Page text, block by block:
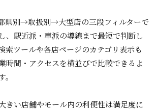
県別→取扱別→大型店の三段フィルターで
、駅近派・車派の導線まで最短で判断し
索ツールや各店ページのカテゴリ表示も
時間・アクセスを横並びで比較できるよ
きい店舗やモール内の利便性は満足度に